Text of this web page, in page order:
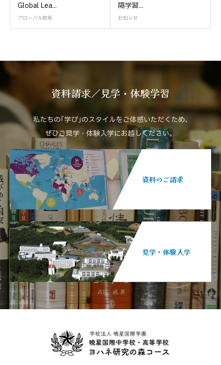
Global Lea...
グローバル教育
隔学習...
お知らせ
資料請求／見学・体験学習
私たちの｢学び｣のスタイルをご体感いただくため､
ぜひご見学・体験入学にお越しください。
資料のご請求
見学・体験入学